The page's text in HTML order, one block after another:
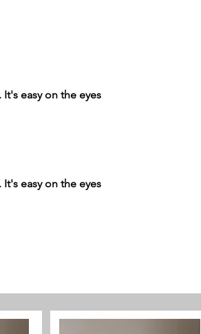
easy on the eyes
easy on the eyes